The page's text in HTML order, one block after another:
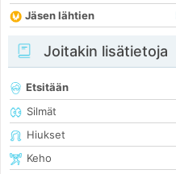
Jäsen lähtien
Joitakin lisätietoja
Etsitään
Silmät
Hiukset
Keho